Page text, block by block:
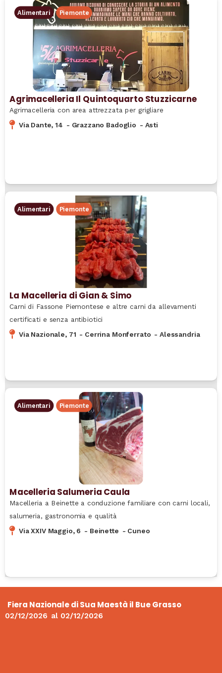
Alimentari Piemonte
Agrimacelleria Il Quintoquarto Stuzzicarne
Agrimacelleria con area attrezzata per grigliare
Via Dante, 14 - Grazzano Badoglio - Asti
Alimentari Piemonte
La Macelleria di Gian & Simo
Carni di Fassone Piemontese e altre carni da allevamenti
certificati e senza antibiotici
Via Nazionale, 71 - Cerrina Monferrato - Alessandria
Alimentari Piemonte
Macelleria Salumeria Caula
Macelleria a Beinette a conduzione familiare con carni locali,
salumeria, gastronomia e qualità
Via XXIV Maggio, 6 - Beinette - Cuneo
Fiera Nazionale di Sua Maestà il Bue Grasso
02/12/2026 al 02/12/2026